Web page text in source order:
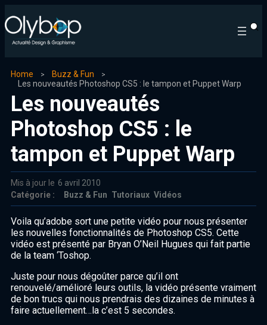
Home
Buzz & Fun
Les nouveautés Photoshop CS5 : le tampon et Puppet Warp
Les nouveautés
Photoshop CS5 : le
tampon et Puppet Warp
Mis à jour le 6 avril 2010
Catégorie :
Buzz & Fun Tutoriaux Vidéos
Voila qu’adobe sort une petite vidéo pour nous présenter
les nouvelles fonctionnalités de Photoshop CS5. Cette
vidéo est présenté par Bryan O’Neil Hugues qui fait partie
de la team ‘Toshop.
Juste pour nous dégoûter parce qu’il ont
renouvelé/amélioré leurs outils, la vidéo présente vraiment
de bon trucs qui nous prendrais des dizaines de minutes à
faire actuellement…la c’est 5 secondes.